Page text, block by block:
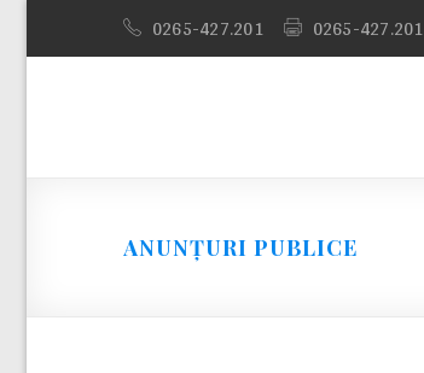
0265-427.201 0265-427.201
ANUNȚURI PUBLICE